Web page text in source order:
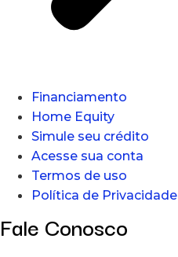
Financiamento
Home Equity
Simule seu crédito
Acesse sua conta
Termos de uso
Política de Privacidade
Fale Conosco